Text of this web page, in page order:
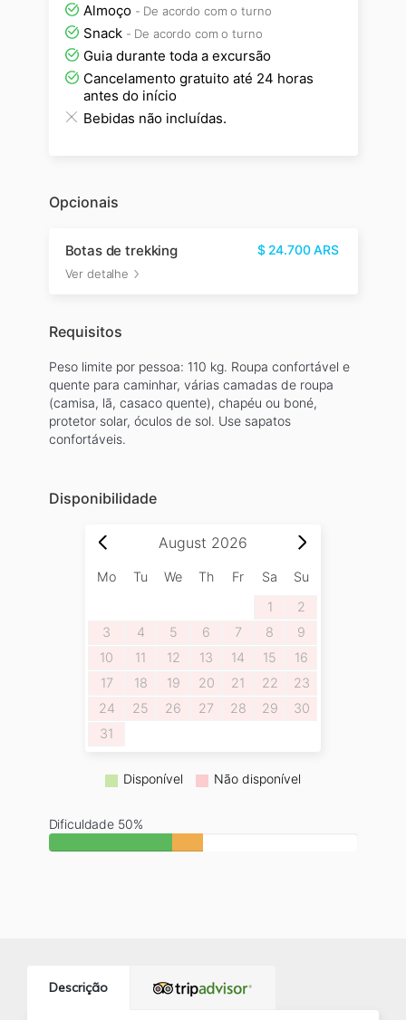
Almoço - De acordo com o turno
Snack - De acordo com o turno
Guia durante toda a excursão
Cancelamento gratuito até 24 horas
antes do início
Bebidas não incluídas.
Opcionais
Botas de trekking
Ver detalhe
$ 24.700ARS
Requisitos
Peso limite por pessoa: 110 kg. Roupa confortável e
quente para caminhar, várias camadas de roupa
(camisa, lã, casaco quente), chapéu ou boné,
protetor solar, óculos de sol. Use sapatos
confortáveis.
Disponibilidade
August 2026
Mo Tu We Th Fr Sa
Su
1
2
3
4 5 6 7 8
9
10
11 12 13 14 15
16
17
18 19 20 21 22
23
24
25 26 27 28 29
30
31
Disponível Não disponível
Dificuldade 50%
Descrição